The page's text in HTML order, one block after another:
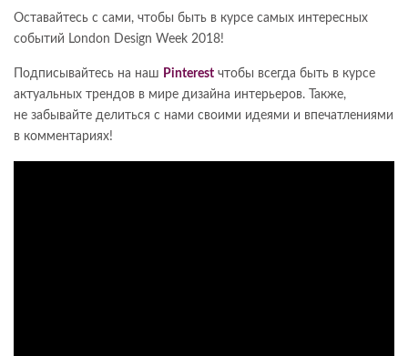
Оставайтесь с сами, чтобы быть в курсе самых интересных
событий London Design Week 2018!
Подписывайтесь на наш Pinterest чтобы всегда быть в курсе
актуальных трендов в мире дизайна интерьеров. Также,
не забывайте делиться с нами своими идеями и впечатлениями
в комментариях!